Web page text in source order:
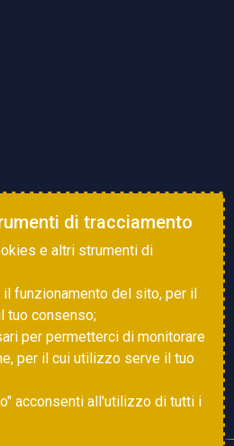
Arbitri
di tracciamento
e altri strumenti di
funzionamento del sito, per il
tuo consenso;
per permetterci di monitorare
per il cui utilizzo serve il tuo
acconsenti all'utilizzo di tutti i